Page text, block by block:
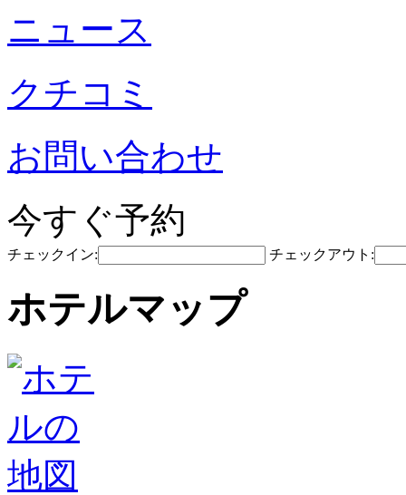
ニュース
クチコミ
お問い合わせ
今すぐ予約
チェックイン: チェックアウト:
ホテルマップ